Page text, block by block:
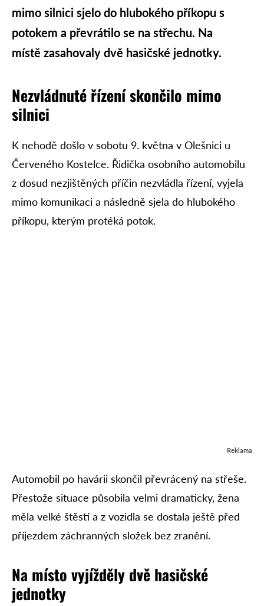
mimo silnici sjelo do hlubokého příkopu s
potokem a převrátilo se na střechu. Na
místě zasahovaly dvě hasičské jednotky.
Nezvládnuté řízení skončilo mimo
silnici
K nehodě došlo v sobotu 9. května v Olešnici u
Červeného Kostelce. Řidička osobního automobilu
z dosud nezjištěných příčin nezvládla řízení, vyjela
mimo komunikaci a následně sjela do hlubokého
příkopu, kterým protéká potok.
Reklama
Automobil po havárii skončil převrácený na střeše.
Přestože situace působila velmi dramaticky, žena
měla velké štěstí a z vozidla se dostala ještě před
příjezdem záchranných složek bez zranění.
Na místo vyjížděly dvě hasičské
jednotky